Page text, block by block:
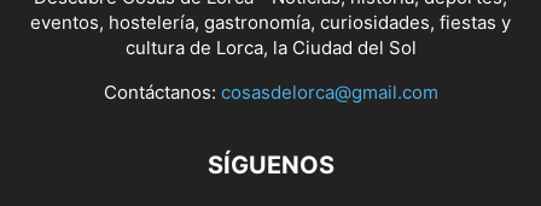
eventos, hostelería, gastronomía, curiosidades, fiestas y
cultura de Lorca, la Ciudad del Sol
Contáctanos: cosasdelorca@gmail.com
SÍGUENOS